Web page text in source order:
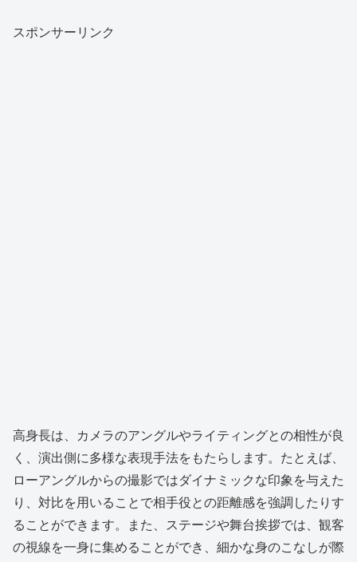
スポンサーリンク
高身長は、カメラのアングルやライティングとの相性が良
く、演出側に多様な表現手法をもたらします。たとえば、
ローアングルからの撮影ではダイナミックな印象を与えた
り、対比を用いることで相手役との距離感を強調したりす
ることができます。また、ステージや舞台挨拶では、観客
の視線を一身に集めることができ、細かな身のこなしが際